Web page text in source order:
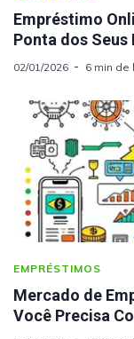
Empréstimo
Ponta dos Seus
02/01/2026 6 min de
EMPRÉSTIMOS
Mercado de
Você Precisa